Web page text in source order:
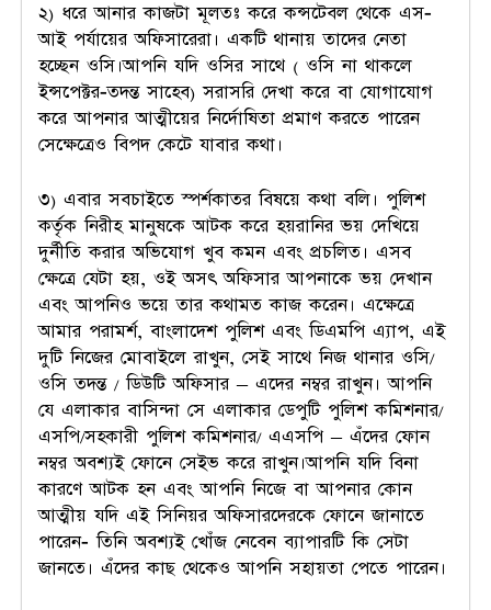
২) ধরে আনার কাজটা মূলতঃ করে কন্সটেবল থেকে এস-
আই পর্যায়ের অফিসারেরা। একটি থানায় তাদের নেতা
হচ্ছেন ওসি।আপনি যদি ওসির সাথে ( ওসি না থাকলে
ইন্সপেক্টর-তদন্ত সাহেব) সরাসরি দেখা করে বা যোগাযোগ
করে আপনার আত্মীয়ের নির্দোষিতা প্রমাণ করতে পারেন
সেক্ষেত্রেও বিপদ কেটে যাবার কথা।
৩) এবার সবচাইতে স্পর্শকাতর বিষয়ে কথা বলি। পুলিশ
কর্তৃক নিরীহ মানুষকে আটক করে হয়রানির ভয় দেখিয়ে
দুর্নীতি করার অভিযোগ খুব কমন এবং প্রচলিত। এসব
ক্ষেত্রে যেটা হয়, ওই অসৎ অফিসার আপনাকে ভয় দেখান
এবং আপনিও ভয়ে তার কথামত কাজ করেন। এক্ষেত্রে
আমার পরামর্শ, বাংলাদেশ পুলিশ এবং ডিএমপি এ্যাপ, এই
দুটি নিজের মোবাইলে রাখুন, সেই সাথে নিজ থানার ওসি/
ওসি তদন্ত / ডিউটি অফিসার – এদের নম্বর রাখুন। আপনি
যে এলাকার বাসিন্দা সে এলাকার ডেপুটি পুলিশ কমিশনার/
এসপি/সহকারী পুলিশ কমিশনার/ এএসপি – এঁদের ফোন
নম্বর অবশ্যই ফোনে সেইভ করে রাখুন।আপনি যদি বিনা
কারণে আটক হন এবং আপনি নিজে বা আপনার কোন
আত্মীয় যদি এই সিনিয়র অফিসারদেরকে ফোনে জানাতে
পারেন- তিনি অবশ্যই খোঁজ নেবেন ব্যাপারটি কি সেটা
জানতে। এঁদের কাছ থেকেও আপনি সহায়তা পেতে পারেন।